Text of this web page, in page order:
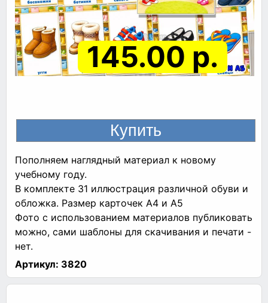
145.00 р.
Пополняем наглядный материал к новому
учебному году.
В комплекте 31 иллюстрация различной обуви и
обложка. Размер карточек А4 и А5
Фото с использованием материалов публиковать
можно, сами шаблоны для скачивания и печати -
нет.
Артикул: 3820